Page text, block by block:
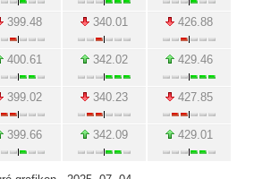
399.48 340.01 426.88
400.61 342.02 429.46
399.02 340.23 427.85
399.66 342.09 429.01